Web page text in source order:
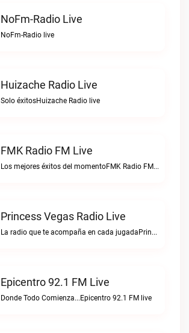
NoFm-Radio Live
NoFm-Radio live
Huizache Radio Live
Solo éxitosHuizache Radio live
FMK Radio FM Live
Los mejores éxitos del momentoFMK Radio FM live
Princess Vegas Radio Live
La radio que te acompaña en cada jugadaPrincess Vegas Radio live
Epicentro 92.1 FM Live
Donde Todo Comienza...Epicentro 92.1 FM live